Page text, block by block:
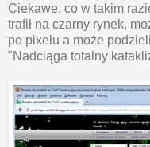
Ciekawe, co w takim
trafił na czarny rynek,
po pixelu a może
"Nadciąga totalny